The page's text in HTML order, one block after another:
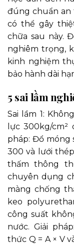
đúng chuẩn an
có thể gây
chữa sau này.
nghiêm trọng,
kinh nghiệm
bảo hành dài
5 sai lầm
Sai lầm 1:
lực 300kg/
pháp: Đổ móng
300 và lưới
thấm thông
chuyên dụng
màng chống
keo
công suất
nước. Giải
thức Q = A × V